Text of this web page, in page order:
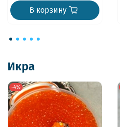
В корзину
Икра
-4%